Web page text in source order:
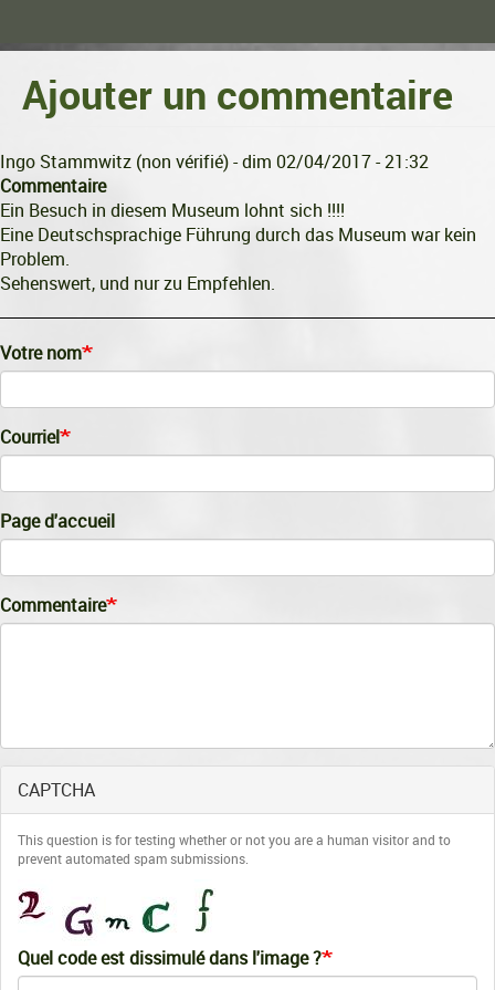
Ajouter un commentaire
Ingo Stammwitz (non vérifié)- dim 02/04/2017 - 21:32
Commentaire
Ein Besuch in diesem Museum lohnt sich !!!!
Eine Deutschsprachige Führung durch das Museum war kein
Problem.
Sehenswert, und nur zu Empfehlen.
Votre nom
Courriel
Page d'accueil
Commentaire
CAPTCHA
This question is for testing whether or not you are a human visitor and to
prevent automated spam submissions.
Quel code est dissimulé dans l'image ?